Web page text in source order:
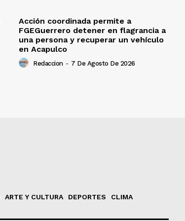
Acción coordinada permite a
FGEGuerrero detener en flagrancia a
una persona y recuperar un vehículo
en Acapulco
Redaccion - 7 De Agosto De 2026
ARTE Y CULTURA DEPORTES
CLIMA